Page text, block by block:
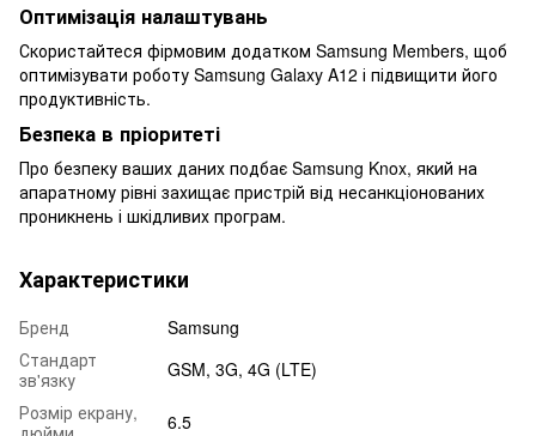
Оптимізація налаштувань
Скористайтеся фірмовим додатком Samsung Members, щоб
оптимізувати роботу Samsung Galaxy A12 і підвищити його
продуктивність.
Безпека в пріоритеті
Про безпеку ваших даних подбає Samsung Knox, який на
апаратному рівні захищає пристрій від несанкціонованих
проникнень і шкідливих програм.
Характеристики
Бренд
Samsung
Стандарт
зв'язку
GSM, 3G, 4G (LTE)
Розмір екрану,
6.5